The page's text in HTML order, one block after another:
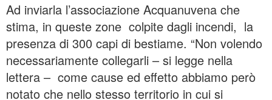
Ad inviarla l’associazione Acquanuvena che
stima, in queste zone colpite dagli incendi, la
presenza di 300 capi di bestiame. “Non volendo
necessariamente collegarli – si legge nella
lettera – come cause ed effetto abbiamo però
notato che nello stesso territorio in cui si